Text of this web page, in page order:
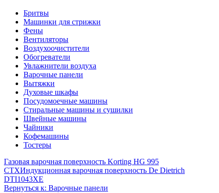
Бритвы
Машинки для стрижки
Фены
Вентиляторы
Воздухоочистители
Обогреватели
Увлажнители воздуха
Варочные панели
Вытяжки
Духовые шкафы
Посудомоечные машины
Стиральные машины и сушилки
Швейные машины
Чайники
Кофемашины
Тостеры
Газовая варочная поверхность Korting HG 995
CTXИндукционная варочная поверхность De Dietrich
DTI1043XE
Вернуться к: Варочные панели